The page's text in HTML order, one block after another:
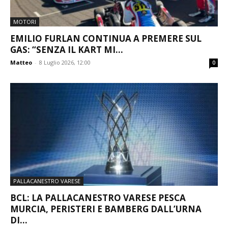
MOTORI
EMILIO FURLAN CONTINUA A PREMERE SUL
GAS: “SENZA IL KART MI...
Matteo - 8 Luglio 2026, 12:00 0
PALLACANESTRO VARESE
BCL: LA PALLACANESTRO VARESE PESCA
MURCIA, PERISTERI E BAMBERG DALL’URNA
DI...